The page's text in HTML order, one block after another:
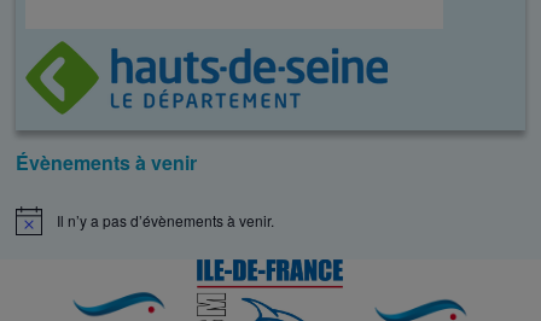
Évènements à venir
N
Il n’y a pas d’évènements à venir.